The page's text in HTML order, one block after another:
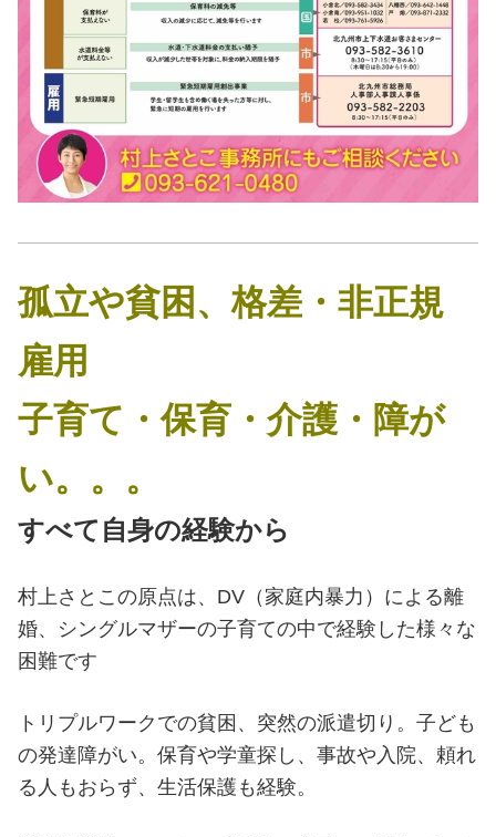
孤立や貧困、格差・非正規
雇用
子育て・保育・介護・障が
い。。。
すべて自身の経験から
村上さとこの原点は、DV（家庭内暴力）による離
婚、シングルマザーの子育ての中で経験した様々な
困難です
トリプルワークでの貧困、突然の派遣切り。子ども
の発達障がい。保育や学童探し、事故や入院、頼れ
る人もおらず、生活保護も経験。